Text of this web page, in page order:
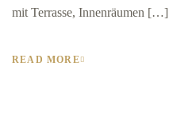
mit Terrasse, Innenräumen […]
READ MORE